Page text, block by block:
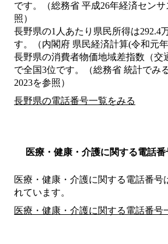
です。（総務省 平成26年経済センサ
照）
長野県の1人あたり県民所得は292.4
す。（内閣府 県民経済計算(令和元年
長野県の消費者物価地域差指数（交
で全国3位です。（総務省 統計でみ
2023を参照）
長野県の電話番号一覧をみる
医療・健康・介護に関する電話番
医療・健康・介護に関する電話番号
れています。
医療・健康・介護に関する電話番号